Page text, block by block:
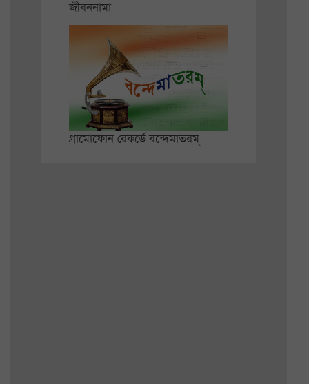
জীবননামা
গ্রামোফোন রেকর্ডে বন্দেমাতরম্